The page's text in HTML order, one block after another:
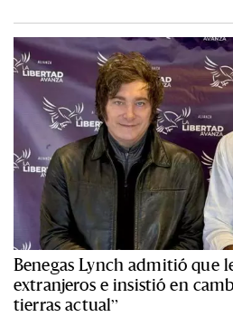
Benegas Lynch admitió que
extranjeros e insistió en
tierras actual”